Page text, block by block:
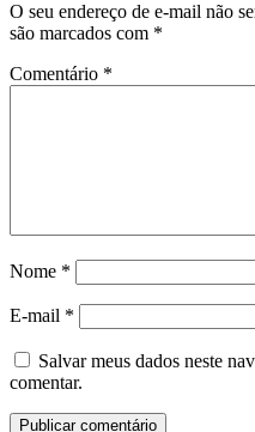
O seu endereço de e-mail não
são marcados com *
Comentário *
Nome *
E-mail *
Salvar meus dados neste
comentar.